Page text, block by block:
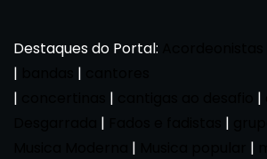
Destaques do Portal:
|
|
|
| |
| |
| |